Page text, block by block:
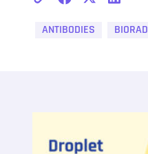
ANTIBODIES BIORAD